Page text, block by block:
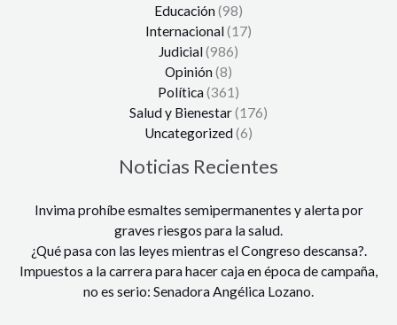
Educación(98)
Internacional(17)
Judicial(986)
Opinión(8)
Política(361)
Salud y Bienestar(176)
Uncategorized(6)
Noticias Recientes
Invima prohíbe esmaltes semipermanentes y alerta por
graves riesgos para la salud.
¿Qué pasa con las leyes mientras el Congreso descansa?.
Impuestos a la carrera para hacer caja en época de campaña,
no es serio: Senadora Angélica Lozano.